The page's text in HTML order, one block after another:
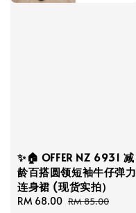
✨🏠 OFFER NZ 6931 减
龄百搭圆领短袖牛仔弹力
连身裙 (现货实拍）
Sale
RM 68.00 Regular
RM 85.00